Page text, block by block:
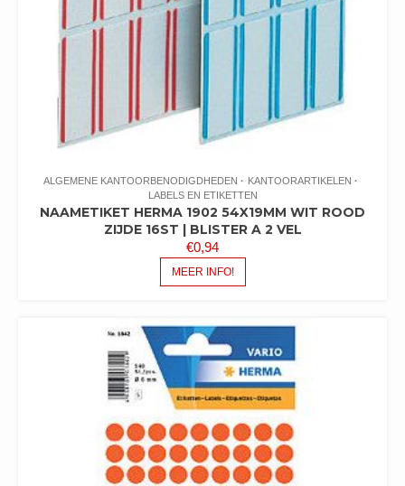
ALGEMENE KANTOORBENODIGDHEDEN
KANTOORARTIKELEN
LABELS EN ETIKETTEN
NAAMETIKET HERMA 1902 54X19MM WIT ROOD
ZIJDE 16ST | BLISTER A 2 VEL
€0,94
MEER INFO!